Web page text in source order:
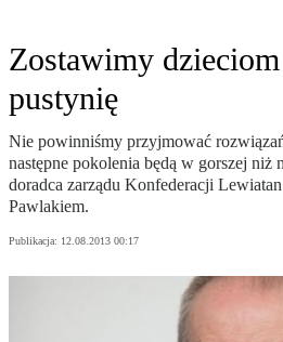
Zostawimy
pustynię
Nie powinniśmy przyjmować
następne pokolenia będą w gorszej niż
doradca zarządu Konfederacji
Pawlakiem.
Publikacja: 12.08.2013 00:17